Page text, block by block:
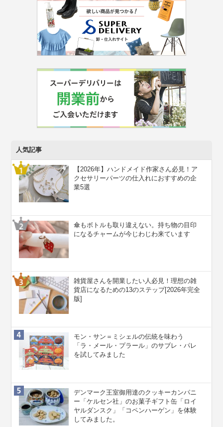
人気記事
【2026年】ハンドメイド作家さん必見！ア
クセサリーパーツの仕入れにおすすめの企
業5選
傘もボトルも取り違えない。持ち物の目印
になるチャームが今じわじわ来ています
雑貨屋さんを開業したい人必見！理想の雑
貨店になるための13のステップ[2026年完全
版]
モン・サン＝ミシェルの伝統を味わう
「ラ・メール・プラール」のサブレ・パレ
を試してみました
デンマーク王室御用達のクッキーカンパニ
ー「ケルセン社」のお菓子ギフト缶「ロイ
ヤルダンスク」「コペンハーゲン」を体験
してみました。